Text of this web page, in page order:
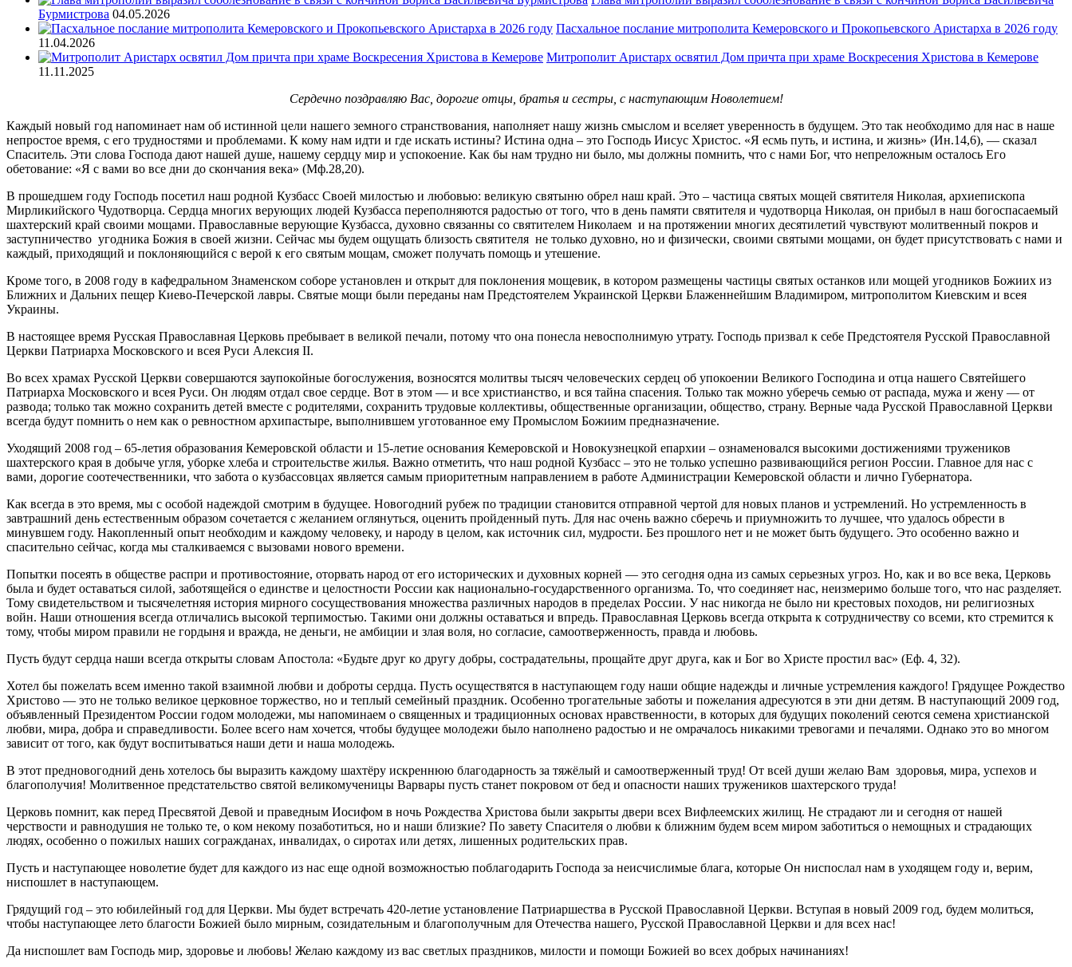
Бурмистрова 04.05.2026
Пасхальное послание митрополита Кемеровского и Прокопьевского Аристарха в 2026 году
11.04.2026
Митрополит Аристарх освятил Дом причта при храме Воскресения Христова в Кемерове
11.11.2025
Сердечно поздравляю Вас, дорогие отцы, братья и сестры, с наступающим Новолетием!
Каждый новый год напоминает нам об истинной цели нашего земного странствования, наполняет нашу жизнь смыслом и вселяет уверенность в будущем. Это так необходимо для нас в наше
непростое время, с его трудностями и проблемами. К кому нам идти и где искать истины? Истина одна – это Господь Иисус Христос. «Я есмь путь, и истина, и жизнь» (Ин.14,6), — сказал
Спаситель. Эти слова Господа дают нашей душе, нашему сердцу мир и успокоение. Как бы нам трудно ни было, мы должны помнить, что с нами Бог, что непреложным осталось Его
обетование: «Я с вами во все дни до скончания века» (Мф.28,20).
В прошедшем году Господь посетил наш родной Кузбасс Своей милостью и любовью: великую святыню обрел наш край. Это – частица святых мощей святителя Николая, архиепископа
Мирликийского Чудотворца. Сердца многих верующих людей Кузбасса переполняются радостью от того, что в день памяти святителя и чудотворца Николая, он прибыл в наш богоспасаемый
шахтерский край своими мощами. Православные верующие Кузбасса, духовно связанны со святителем Николаем и на протяжении многих десятилетий чувствуют молитвенный покров и
заступничество угодника Божия в своей жизни. Сейчас мы будем ощущать близость святителя не только духовно, но и физически, своими святыми мощами, он будет присутствовать с нами и
каждый, приходящий и поклоняющийся с верой к его святым мощам, сможет получать помощь и утешение.
Кроме того, в 2008 году в кафедральном Знаменском соборе установлен и открыт для поклонения мощевик, в котором размещены частицы святых останков или мощей угодников Божиих из
Ближних и Дальних пещер Киево-Печерской лавры. Святые мощи были переданы нам Предстоятелем Украинской Церкви Блаженнейшим Владимиром, митрополитом Киевским и всея
Украины.
В настоящее время Русская Православная Церковь пребывает в великой печали, потому что она понесла невосполнимую утрату. Господь призвал к себе Предстоятеля Русской Православной
Церкви Патриарха Московского и всея Руси Алексия II.
Во всех храмах Русской Церкви совершаются заупокойные богослужения, возносятся молитвы тысяч человеческих сердец об упокоении Великого Господина и отца нашего Святейшего
Патриарха Московского и всея Руси. Он людям отдал свое сердце. Вот в этом — и все христианство, и вся тайна спасения. Только так можно уберечь семью от распада, мужа и жену — от
развода; только так можно сохранить детей вместе с родителями, сохранить трудовые коллективы, общественные организации, общество, страну. Верные чада Русской Православной Церкви
всегда будут помнить о нем как о ревностном архипастыре, выполнившем уготованное ему Промыслом Божиим предназначение.
Уходящий 2008 год – 65-летия образования Кемеровской области и 15-летие основания Кемеровской и Новокузнецкой епархии – ознаменовался высокими достижениями тружеников
шахтерского края в добыче угля, уборке хлеба и строительстве жилья. Важно отметить, что наш родной Кузбасс – это не только успешно развивающийся регион России. Главное для нас с
вами, дорогие соотечественники, что забота о кузбассовцах является самым приоритетным направлением в работе Администрации Кемеровской области и лично Губернатора.
Как всегда в это время, мы с особой надеждой смотрим в будущее. Новогодний рубеж по традиции становится отправной чертой для новых планов и устремлений. Но устремленность в
завтрашний день естественным образом сочетается с желанием оглянуться, оценить пройденный путь. Для нас очень важно сберечь и приумножить то лучшее, что удалось обрести в
минувшем году. Накопленный опыт необходим и каждому человеку, и народу в целом, как источник сил, мудрости. Без прошлого нет и не может быть будущего. Это особенно важно и
спасительно сейчас, когда мы сталкиваемся с вызовами нового времени.
Попытки посеять в обществе распри и противостояние, оторвать народ от его исторических и духовных корней — это сегодня одна из самых серьезных угроз. Но, как и во все века, Церковь
была и будет оставаться силой, заботящейся о единстве и целостности России как национально-государственного организма. То, что соединяет нас, неизмеримо больше того, что нас разделяет.
Тому свидетельством и тысячелетняя история мирного сосуществования множества различных народов в пределах России. У нас никогда не было ни крестовых походов, ни религиозных
войн. Наши отношения всегда отличались высокой терпимостью. Такими они должны оставаться и впредь. Православная Церковь всегда открыта к сотрудничеству со всеми, кто стремится к
тому, чтобы миром правили не гордыня и вражда, не деньги, не амбиции и злая воля, но согласие, самоотверженность, правда и любовь.
Пусть будут сердца наши всегда открыты словам Апостола: «Будьте друг ко другу добры, сострадательны, прощайте друг друга, как и Бог во Христе простил вас» (Еф. 4, 32).
Хотел бы пожелать всем именно такой взаимной любви и доброты сердца. Пусть осуществятся в наступающем году наши общие надежды и личные устремления каждого! Грядущее Рождество
Христово — это не только великое церковное торжество, но и теплый семейный праздник. Особенно трогательные заботы и пожелания адресуются в эти дни детям. В наступающий 2009 год,
объявленный Президентом России годом молодежи, мы напоминаем о священных и традиционных основах нравственности, в которых для будущих поколений сеются семена христианской
любви, мира, добра и справедливости. Более всего нам хочется, чтобы будущее молодежи было наполнено радостью и не омрачалось никакими тревогами и печалями. Однако это во многом
зависит от того, как будут воспитываться наши дети и наша молодежь.
В этот предновогодний день хотелось бы выразить каждому шахтёру искреннюю благодарность за тяжёлый и самоотверженный труд! От всей души желаю Вам здоровья, мира, успехов и
благополучия! Молитвенное предстательство святой великомученицы Варвары пусть станет покровом от бед и опасности наших тружеников шахтерского труда!
Церковь помнит, как перед Пресвятой Девой и праведным Иосифом в ночь Рождества Христова были закрыты двери всех Вифлеемских жилищ. Не страдают ли и сегодня от нашей
черствости и равнодушия не только те, о ком некому позаботиться, но и наши близкие? По завету Спасителя о любви к ближним будем всем миром заботиться о немощных и страдающих
людях, особенно о пожилых наших согражданах, инвалидах, о сиротах или детях, лишенных родительских прав.
Пусть и наступающее новолетие будет для каждого из нас еще одной возможностью поблагодарить Господа за неисчислимые блага, которые Он ниспослал нам в уходящем году и, верим,
ниспошлет в наступающем.
Грядущий год – это юбилейный год для Церкви. Мы будет встречать 420-летие установление Патриаршества в Русской Православной Церкви. Вступая в новый 2009 год, будем молиться,
чтобы наступающее лето благости Божией было мирным, созидательным и благополучным для Отечества нашего, Русской Православной Церкви и для всех нас!
Да ниспошлет вам Господь мир, здоровье и любовь! Желаю каждому из вас светлых праздников, милости и помощи Божией во всех добрых начинаниях!